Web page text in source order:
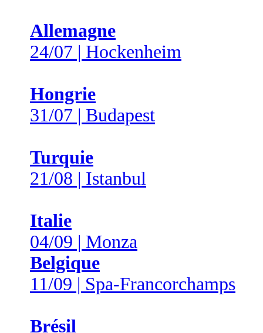
Allemagne
24/07 | Hockenheim
Hongrie
31/07 | Budapest
Turquie
21/08 | Istanbul
Italie
04/09 | Monza
Belgique
11/09 | Spa-Francorchamps
Brésil